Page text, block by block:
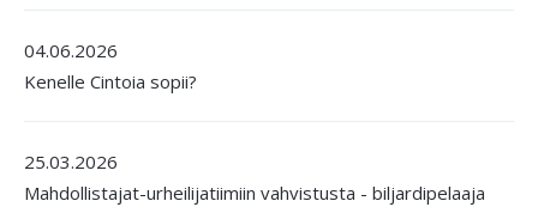
04.06.2026
Kenelle Cintoia sopii?
25.03.2026
Mahdollistajat-urheilijatiimiin vahvistusta - biljardipelaaja